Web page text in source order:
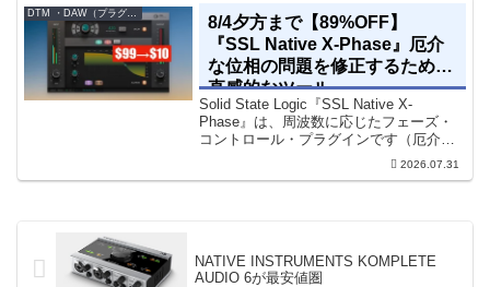
8/4夕方まで【89%OFF】
『SSL Native X-Phase』厄介
な位相の問題を修正するための
直感的なツール
Solid State Logic『SSL Native X-
Phase』は、周波数に応じたフェーズ・
コントロール・プラグインです（厄介な
位相の問題を修正するための直感的なツ
2026.07.31
NATIVE INSTRUMENTS KOMPLETE
AUDIO 6が最安値圏